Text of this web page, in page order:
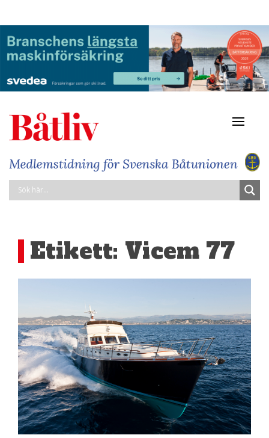
Etikett: Vicem 77